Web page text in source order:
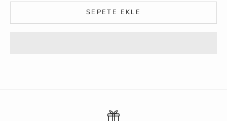
SEPETE EKLE